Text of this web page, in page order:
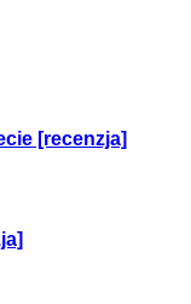
[recenzja]